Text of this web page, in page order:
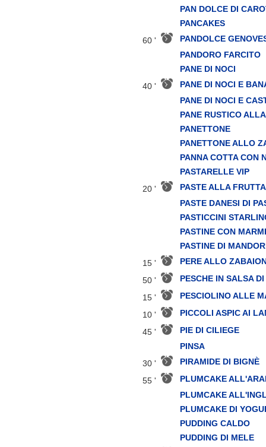
PAN DOLCE DI
PANCAKES
60 '
PANDOLCE
PANDORO FARCITO
PANE DI NOCI
40 '
PANE DI NOCI E
PANE DI NOCI E
PANE RUSTICO
PANETTONE
PANETTONE ALLO
PANNA COTTA CON
PASTARELLE VIP
20 '
PASTE ALLA FRUTTA
PASTE DANESI DI
PASTICCINI
PASTINE CON
PASTINE DI
15 '
PERE ALLO
50 '
PESCHE IN SALSA
15 '
PESCIOLINO ALLE
10 '
PICCOLI ASPIC AI
45 '
PIE DI CILIEGE
PINSA
30 '
PIRAMIDE DI BIGNÈ
55 '
PLUMCAKE
PLUMCAKE
PLUMCAKE DI
PUDDING CALDO
PUDDING DI MELE